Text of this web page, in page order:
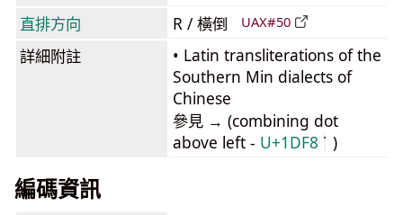
直排方向 R / 橫倒 UAX#50
詳細附註
• Latin transliterations of the
Southern Min dialects of
Chinese
參見 → (combining dot
above left - U+1DF8 )
編碼資訊